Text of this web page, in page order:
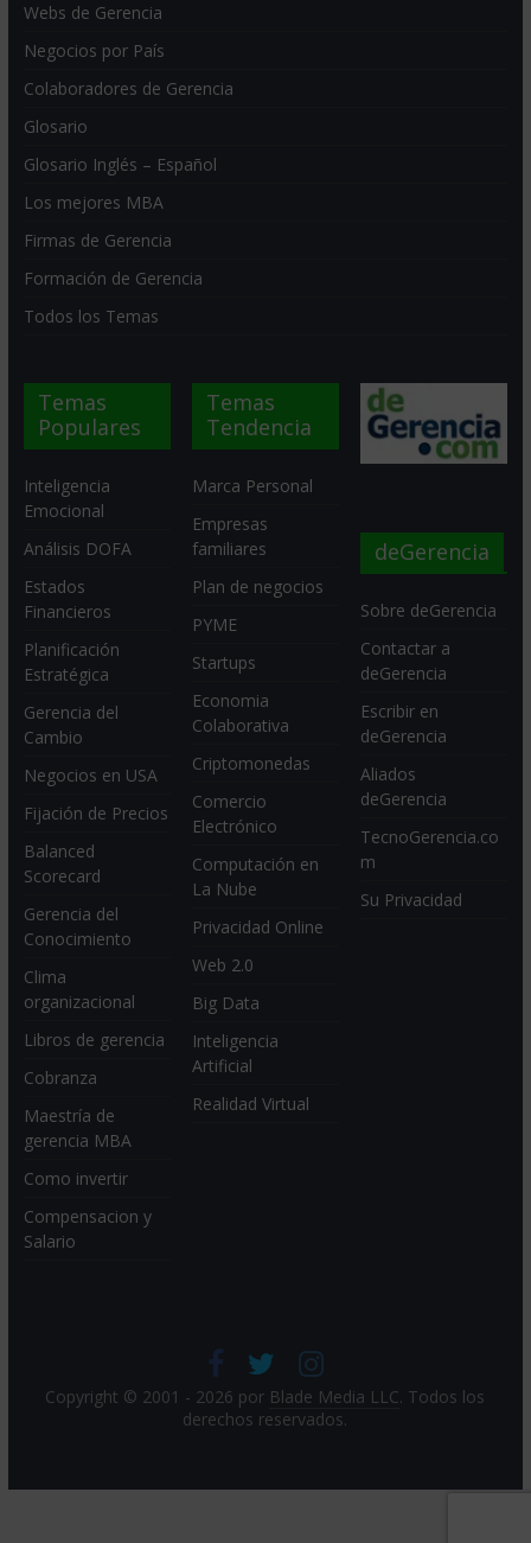
Webs de Gerencia
Negocios por País
Colaboradores de Gerencia
Glosario
Glosario Inglés – Español
Los mejores MBA
Firmas de Gerencia
Formación de Gerencia
Todos los Temas
Temas
Populares
Inteligencia
Emocional
Análisis DOFA
Estados
Financieros
Planificación
Estratégica
Gerencia del
Cambio
Negocios en USA
Fijación de Precios
Balanced
Scorecard
Gerencia del
Conocimiento
Clima
organizacional
Libros de gerencia
Cobranza
Maestría de
gerencia MBA
Como invertir
Compensacion y
Salario
Temas
Tendencia
Marca Personal
Empresas
familiares
Plan de negocios
PYME
Startups
Economia
Colaborativa
Criptomonedas
Comercio
Electrónico
Computación en
La Nube
Privacidad Online
Web 2.0
Big Data
Inteligencia
Artificial
Realidad Virtual
deGerencia
Sobre deGerencia
Contactar a
deGerencia
Escribir en
deGerencia
Aliados
deGerencia
TecnoGerencia.co
m
Su Privacidad
Copyright © 2001 - 2026 por Blade Media LLC. Todos los
derechos reservados.